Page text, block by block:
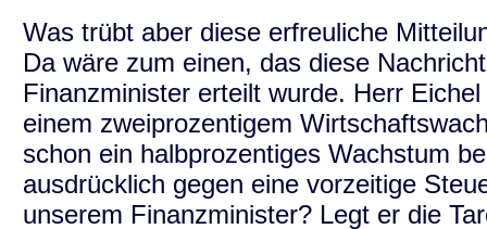
Was trübt aber diese erfreuliche
Da wäre zum einen, das diese
Finanzminister erteilt wurde. Herr
einem zweiprozentigem
schon ein halbprozentiges Wachstum
ausdrücklich gegen eine vorzeitige
unserem Finanzminister? Legt er die